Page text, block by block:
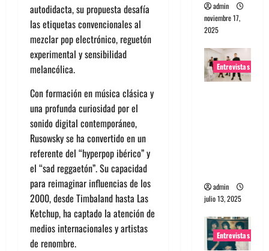
autodidacta, su propuesta desafía
las etiquetas convencionales al
mezclar pop electrónico, reguetón
experimental y sensibilidad
melancólica.
Con formación en música clásica y
una profunda curiosidad por el
sonido digital contemporáneo,
Rusowsky se ha convertido en un
referente del “hyperpop ibérico” y
el “sad reggaetón”. Su capacidad
para reimaginar influencias de los
2000, desde Timbaland hasta Las
Ketchup, ha captado la atención de
medios internacionales y artistas
de renombre.
admin
noviembre 17,
2025
Entrevistas
admin
julio 13, 2025
Entrevistas